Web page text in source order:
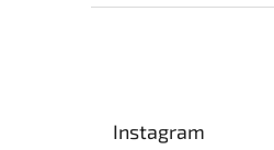
Instagram